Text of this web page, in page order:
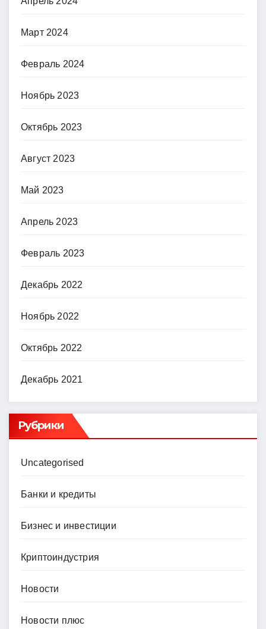
Март 2024
Февраль 2024
Ноябрь 2023
Октябрь 2023
Август 2023
Май 2023
Апрель 2023
Февраль 2023
Декабрь 2022
Ноябрь 2022
Октябрь 2022
Декабрь 2021
Рубрики
Uncategorised
Банки и кредиты
Бизнес и инвестиции
Криптоиндустрия
Новости
Новости плюс